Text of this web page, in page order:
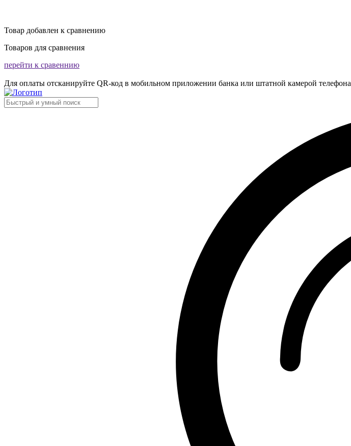
Товар добавлен к сравнению
Товаров для сравнения
перейти к сравеннию
Для оплаты отсканируйте QR-код в мобильном приложении банка или штатной камерой телефона